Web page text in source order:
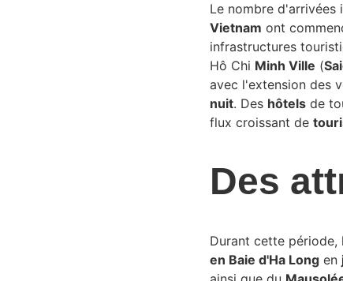
Le nombre d'arrivées
Vietnam ont
infrastructures
Hô Chi Minh Ville (
avec l'extension des
nuit. Des hôtels de
flux croissant de
Des
Durant cette période,
en Baie d'Ha Long en